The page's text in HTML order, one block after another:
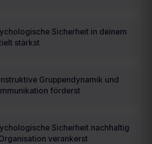
Sicherheit in deinem
stärkst
Gruppendynamik und
förderst
Sicherheit nachhaltig
verankerst